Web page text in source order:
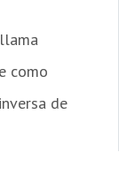
como
de